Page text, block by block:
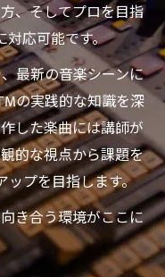
、そしてプロを目指
対応可能です。
最新の音楽シーンに
の実践的な知識を深
した楽曲には講師が
的な視点から課題を
ップを目指します。
き合う環境がここに